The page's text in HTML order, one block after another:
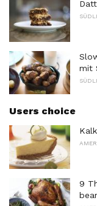
mit
Users choice
9